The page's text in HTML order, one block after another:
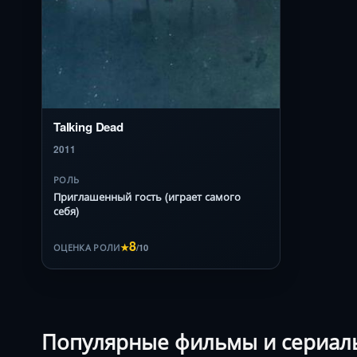
Talking Dead
2011
РОЛЬ
Приглашенный гость (играет самого
себя)
ОЦЕНКА РОЛИ★8/10
Популярные фильмы и